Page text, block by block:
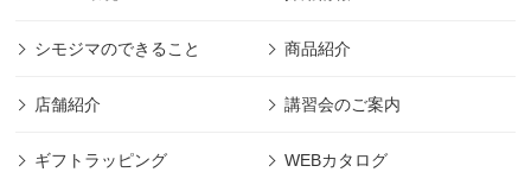
シモジマのできること 商品紹介
店舗紹介 講習会のご案内
ギフトラッピング WEBカタログ